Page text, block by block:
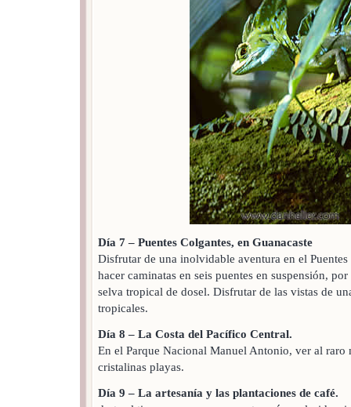
Día 7 – Puentes Colgantes, en Guanacaste
Disfrutar de una inolvidable aventura en el
hacer caminatas en seis puentes en suspensión,
selva tropical de dosel. Disfrutar de las vistas de
tropicales.
Día 8 – La Costa del Pacífico Central.
En el Parque Nacional Manuel Antonio, ver al raro
cristalinas playas.
Día 9 – La artesanía y las plantaciones de café.